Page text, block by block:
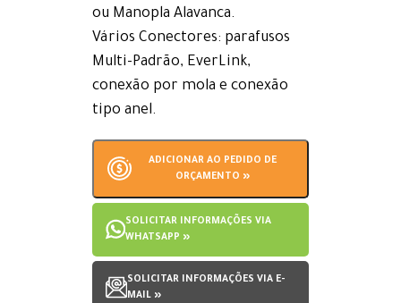
ou Manopla Alavanca.
Vários Conectores: parafusos
Multi-Padrão, EverLink,
conexão por mola e conexão
tipo anel.
ADICIONAR AO PEDIDO DE
ORÇAMENTO »
SOLICITAR INFORMAÇÕES VIA
WHATSAPP »
SOLICITAR INFORMAÇÕES VIA E-
MAIL »